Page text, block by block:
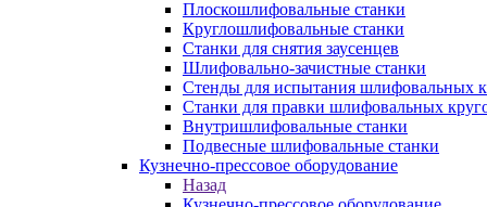
Плоскошлифовальные станки
Круглошлифовальные станки
Станки для снятия заусенцев
Шлифовально-зачистные станки
Стенды для испытания шлифовальных
Станки для правки шлифовальных
Внутришлифовальные станки
Подвесные шлифовальные станки
Кузнечно-прессовое оборудование
Назад